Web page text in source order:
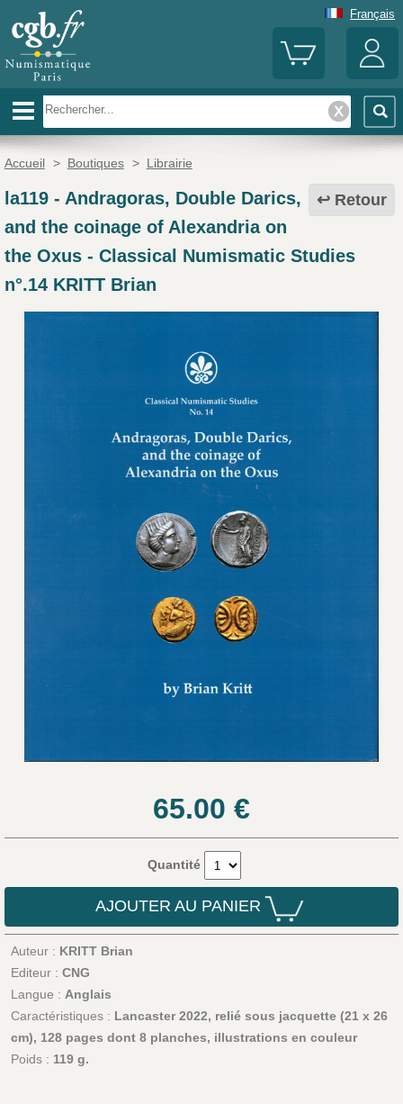
Français
Accueil > Boutiques > Librairie
Retour
la119- Andragoras, Double Darics,
and the coinage of Alexandria on
the Oxus - Classical Numismatic Studies
n°.14 KRITT Brian
65.00 €
Quantité
AJOUTER AU PANIER
Auteur : KRITT Brian
Editeur : CNG
Langue : Anglais
Caractéristiques : Lancaster 2022, relié sous jacquette (21 x 26
cm), 128 pages dont 8 planches, illustrations en couleur
Poids : 119 g.